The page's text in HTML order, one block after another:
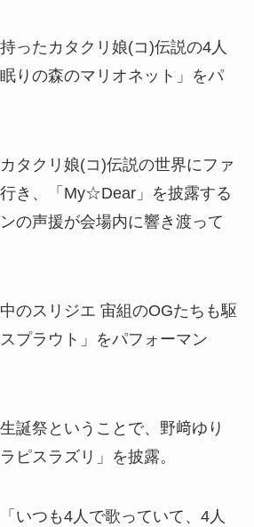
ったカタクリ娘(コ)伝説の4人
りの森のマリオネット」をパ
タクリ娘(コ)伝説の世界にファ
き、「My☆Dear」を披露する
の声援が会場内に響き渡って
のスリジエ 宙組のOGたちも駆
プラウト」をパフォーマン
誕祭ということで、野﨑ゆり
ピスラズリ」を披露。
いつも4人で歌っていて、4人